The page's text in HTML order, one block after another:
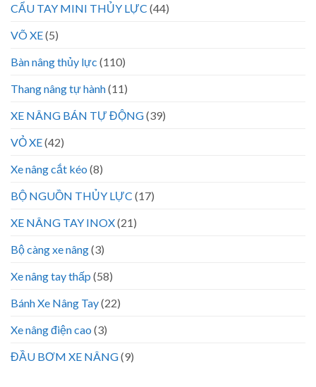
CẨU TAY MINI THỦY LỰC (44)
VÕ XE(5)
Bàn nâng thủy lực (110)
Thang nâng tự hành(11)
XE NÂNG BÁN TỰ ĐỘNG(39)
VỎ XE(42)
Xe nâng cắt kéo (8)
BỘ NGUỒN THỦY LỰC (17)
XE NÂNG TAY INOX(21)
Bộ càng xe nâng(3)
Xe nâng tay thấp (58)
Bánh Xe Nâng Tay(22)
Xe nâng điện cao (3)
ĐẦU BƠM XE NÂNG(9)